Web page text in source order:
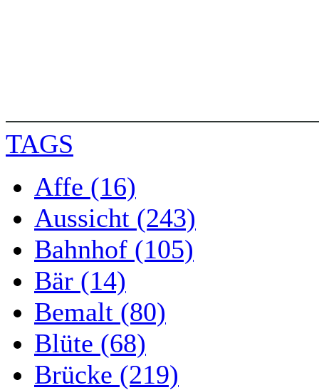
TAGS
Affe (16)
Aussicht (243)
Bahnhof (105)
Bär (14)
Bemalt (80)
Blüte (68)
Brücke (219)